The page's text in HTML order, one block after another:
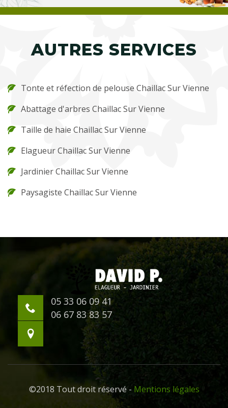
AUTRES SERVICES
Tonte et réfection de pelouse Chaillac Sur Vienne
Abattage d'arbres Chaillac Sur Vienne
Taille de haie Chaillac Sur Vienne
Elagueur Chaillac Sur Vienne
Jardinier Chaillac Sur Vienne
Paysagiste Chaillac Sur Vienne
05 33 06 09 41
06 67 83 83 57
©2018 Tout droit réservé - Mentions légales